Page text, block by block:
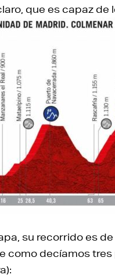
que es capaz
su recorrido es
como decíamos